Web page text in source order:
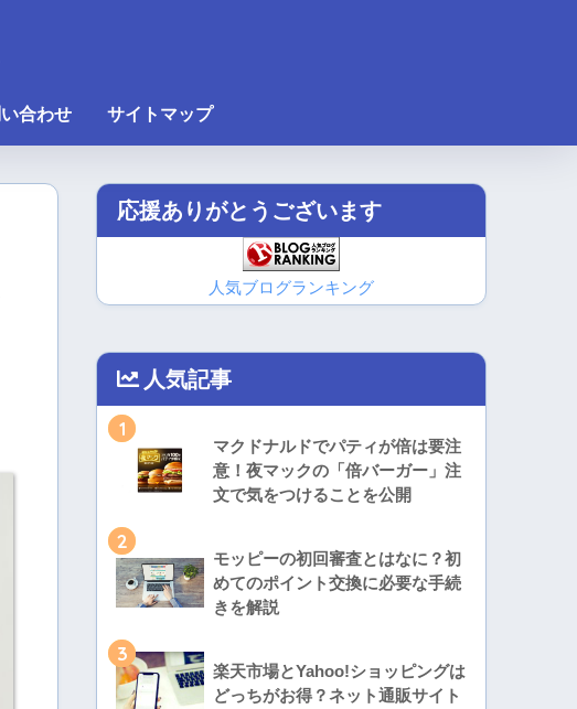
合わせ サイトマップ
応援ありがとうございます
人気ブログランキング
人気記事
1
マクドナルドでパティが倍は要注
意！夜マックの「倍バーガー」注
文で気をつけることを公開
2
モッピーの初回審査とはなに？初
めてのポイント交換に必要な手続
きを解説
3
楽天市場とYahoo!ショッピングは
どっちがお得？ネット通販サイト